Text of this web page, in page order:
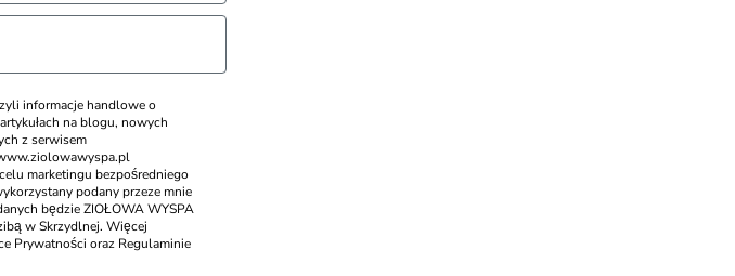
informacje handlowe o
na blogu, nowych
z serwisem
marketingu bezpośredniego
podany przeze mnie
będzie ZIOŁOWA WYSPA
w Skrzydlnej. Więcej
Prywatności oraz Regulaminie